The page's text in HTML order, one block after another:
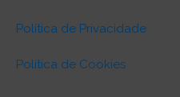
Política de Privacidade
Política de Cookies